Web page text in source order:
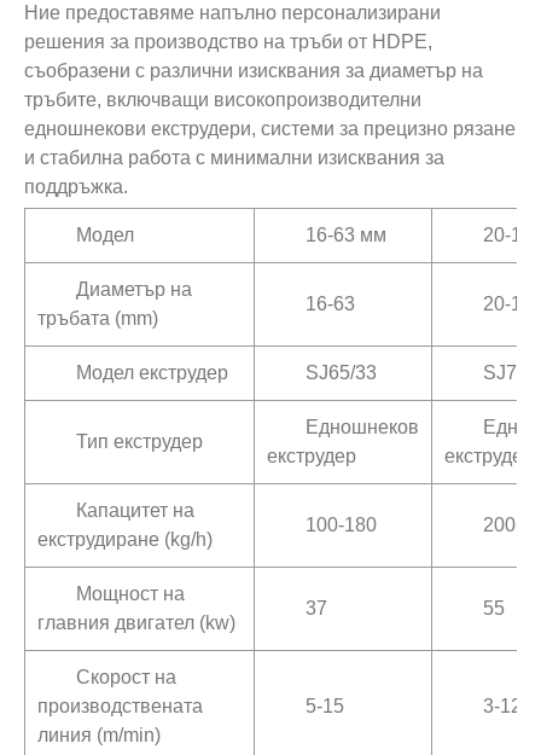
Ние предоставяме напълно персонализирани
решения за производство на тръби от HDPE,
съобразени с различни изисквания за диаметър на
тръбите, включващи високопроизводителни
едношнекови екструдери, системи за прецизно рязане
и стабилна работа с минимални изисквания за
поддръжка.
Модел 16-63 мм 20-
Диаметър на
тръбата (mm)
16-63 20-110
Модел екструдер SJ65/33 SJ75/
Тип екструдер
Едношнеков
екструдер
екструдер
Капацитет на
екструдиране (kg/h)
100-180 200-
Мощност на
главния двигател (kw)
37 55
Скорост на
производствената
линия (m/min)
5-15 3-12